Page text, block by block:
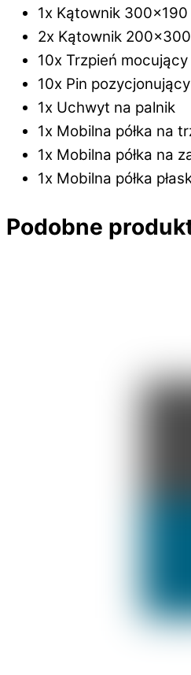
1x Kątownik 300×190
2x Kątownik
10x Trzpień
10x Pin pozycjonujący
1x Uchwyt na palnik
1x Mobilna półka na
1x Mobilna półka na
1x Mobilna półka
Podobne